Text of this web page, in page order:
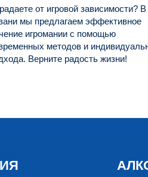
от игровой зависимости? В
мы предлагаем эффективное
игромании с помощью
методов и
Верните радость жизни!